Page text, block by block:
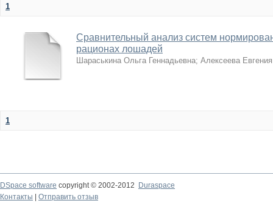
1
Сравнительный анализ систем
рационах лошадей
Шараськина Ольга Геннадьевна; Алексеева
1
DSpace software copyright © 2002-2012
Duraspace
Контакты
Отправить отзыв